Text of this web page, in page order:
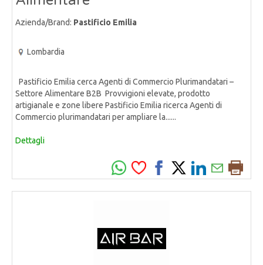
Azienda/Brand: Pastificio Emilia
Lombardia
Pastificio Emilia cerca Agenti di Commercio Plurimandatari –
Settore Alimentare B2B Provvigioni elevate, prodotto
artigianale e zone libere Pastificio Emilia ricerca Agenti di
Commercio plurimandatari per ampliare la......
Dettagli